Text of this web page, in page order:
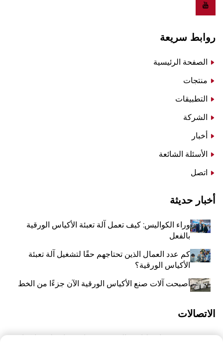
روابط سريعة
الصفحة الرئيسية
منتجات
التطبيقات
الشركة
أخبار
الأسئلة الشائعة
اتصل
أخبار حديثة
وراء الكواليس: كيف تعمل آلة تعبئة الأكياس الورقية
بالفعل
كم عدد العمال الذين تحتاجهم حقًا لتشغيل آلة تعبئة
الأكياس الورقية؟
أصبحت آلات صنع الأكياس الورقية الآن جزءًا من الخط
الاتصالات
رقم 118 شارع ليانغيو الشرقية، تشانغتشياو، بلدة وانكوان،